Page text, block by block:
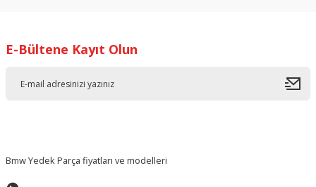
E-Bültene Kayıt Olun
Bmw Yedek Parça fiyatları ve modelleri